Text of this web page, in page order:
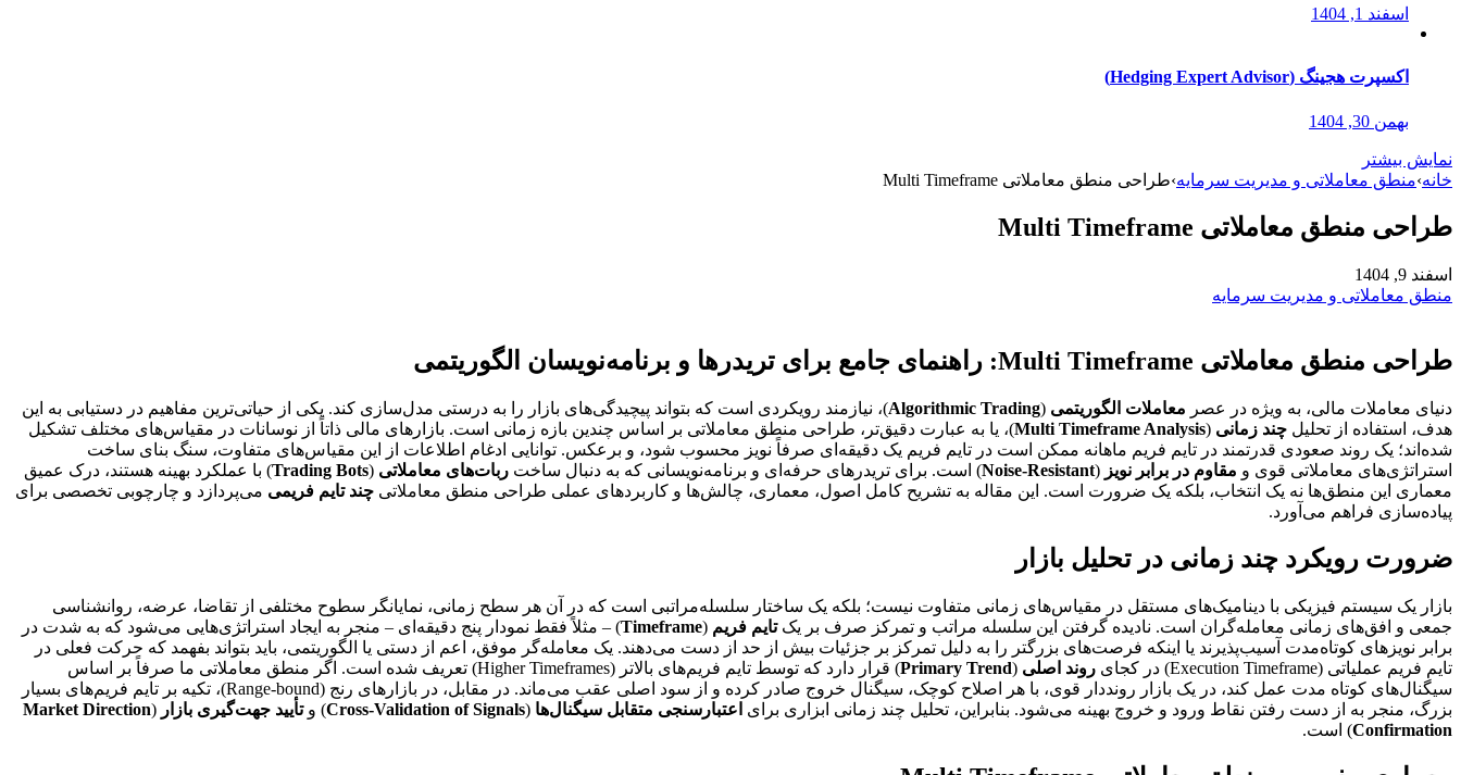
اسفند 1, 1404
اکسپرت هجینگ (Hedging Expert Advisor)
بهمن 30, 1404
نمایش بیشتر
خانه›منطق معاملاتی و مدیریت سرمایه›طراحی منطق معاملاتی Multi Timeframe
طراحی منطق معاملاتی Multi Timeframe
اسفند 9, 1404
منطق معاملاتی و مدیریت سرمایه
طراحی منطق معاملاتی Multi Timeframe: راهنمای جامع برای تریدرها و برنامه‌نویسان الگوریتمی
دنیای معاملات مالی، به ویژه در عصر معاملات الگوریتمی (
Algorithmic Trading)، نیازمند رویکردی است که بتواند پیچیدگی‌های بازار را به درستی مدل‌سازی کند. یکی از حیاتی‌ترین مفاهیم در دستیابی به این
هدف، استفاده از تحلیل چند زمانی (
Multi Timeframe Analysis)، یا به عبارت دقیق‌تر، طراحی منطق معاملاتی بر اساس چندین بازه زمانی است. بازارهای مالی ذاتاً از نوسانات در مقیاس‌های مختلف تشکیل
شده‌اند؛ یک روند صعودی قدرتمند در تایم فریم ماهانه ممکن است در تایم فریم یک دقیقه‌ای صرفاً نویز محسوب شود، و برعکس. توانایی ادغام اطلاعات از این مقیاس‌های متفاوت، سنگ بنای ساخت
استراتژی‌های معاملاتی قوی و مقاوم در برابر نویز (
Noise-Resistant) است. برای تریدرهای حرفه‌ای و برنامه‌نویسانی که به دنبال ساخت ربات‌های معاملاتی (
Trading Bots) با عملکرد بهینه هستند، درک عمیق
معماری این منطق‌ها نه یک انتخاب، بلکه یک ضرورت است. این مقاله به تشریح کامل اصول، معماری، چالش‌ها و کاربردهای عملی طراحی منطق معاملاتی چند تایم فریمی می‌پردازد و چارچوبی تخصصی برای
پیاده‌سازی فراهم می‌آورد.
ضرورت رویکرد چند زمانی در تحلیل بازار
بازار یک سیستم فیزیکی با دینامیک‌های مستقل در مقیاس‌های زمانی متفاوت نیست؛ بلکه یک ساختار سلسله‌مراتبی است که در آن هر سطح زمانی، نمایانگر سطوح مختلفی از تقاضا، عرضه، روانشناسی
جمعی و افق‌های زمانی معامله‌گران است. نادیده گرفتن این سلسله مراتب و تمرکز صرف بر یکتایم فریم (
Timeframe) – مثلاً فقط نمودار پنج دقیقه‌ای – منجر به ایجاد استراتژی‌هایی می‌شود که به شدت در
برابر نویزهای کوتاه‌مدت آسیب‌پذیرند یا اینکه فرصت‌های بزرگتر را به دلیل تمرکز بر جزئیات بیش از حد از دست می‌دهند. یک معامله‌گر موفق، اعم از دستی یا الگوریتمی، باید بتواند بفهمد که حرکت فعلی در
تایم فریم عملیاتی (Execution Timeframe) در کجای
روند اصلی (
Primary Trend
) قرار دارد که توسط تایم فریم‌های بالاتر (Higher Timeframes) تعریف شده است. اگر منطق معاملاتی ما صرفاً بر اساس
سیگنال‌های کوتاه مدت عمل کند، در یک بازار رونددار قوی، با هر اصلاح کوچک، سیگنال خروج صادر کرده و از سود اصلی عقب می‌ماند. در مقابل، در بازارهای رنج (Range-bound)، تکیه بر تایم فریم‌های بسیار
بزرگ، منجر به از دست رفتن نقاط ورود و خروج بهینه می‌شود. بنابراین، تحلیل چند زمانی ابزاری برای اعتبارسنجی متقابل سیگنال‌ها (
Cross-Validation of Signals) وتأیید جهت‌گیری بازار (
Market Direction
Confirmation) است.